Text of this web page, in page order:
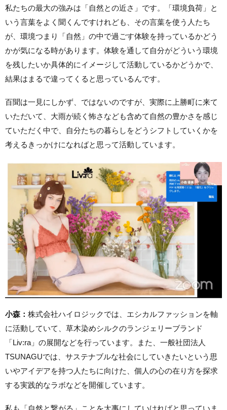
私たちの最大の強みは「自然との近さ」です。「環境負荷」と
いう言葉をよく聞くんですけれども、その言葉を使う人たち
が、環境つまり「自然」の中で過ごす体験を持っているかどう
かが気になる時があります。体験を通して自分がどういう環境
を残したいか具体的にイメージして活動しているかどうかで、
結果はまるで違ってくると思っているんです。
百聞は一見にしかず、ではないのですが、実際に上勝町に来て
いただいて、大雨が続く怖さなども含めて自然の豊かさを感じ
ていただく中で、自分たちの暮らしをどうシフトしていくかを
考えるきっかけになればと思って活動しています。
小森： 株式会社ハイロジックでは、エシカルファッションを軸
に活動していて、草木染めシルクのランジェリーブランド
「Liv:ra」の展開などを行っています。また、一般社団法人
TSUNAGUでは、サステナブルな社会にしていきたいという思
いやアイデアを持つ人たちに向けた、個人の心の在り方を探求
する実践的なラボなどを開催しています。
私も「自然と繋がる」ことを大事にしていければと思っていま